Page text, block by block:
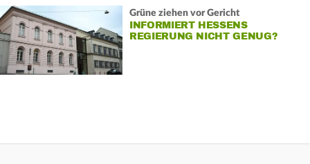
Grüne ziehen vor Gericht
INFORMIERT HESSENS
REGIERUNG NICHT GENUG?